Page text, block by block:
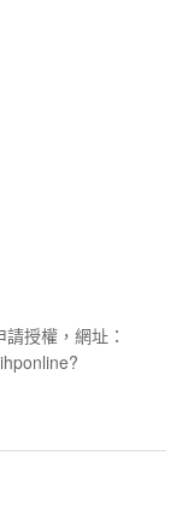
授權，網址：